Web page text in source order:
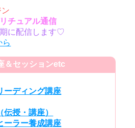
チュアル通信
に配信します♡
ら
＆セッションetc
ーディング講座
授・講座）
ーラー養成講座